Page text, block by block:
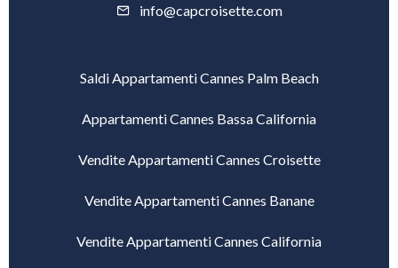
info@capcroisette.com
Saldi Appartamenti Cannes Palm Beach
Appartamenti Cannes Bassa California
Vendite Appartamenti Cannes Croisette
Vendite Appartamenti Cannes Banane
Vendite Appartamenti Cannes California